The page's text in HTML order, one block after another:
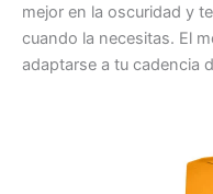
mejor en la oscuridad y
cuando la necesitas. El
adaptarse a tu cadencia